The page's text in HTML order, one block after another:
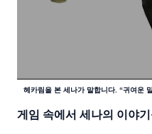
헤카림을 본 세나가 말합니다. “귀여운
게임 속에서 세나의 이야기